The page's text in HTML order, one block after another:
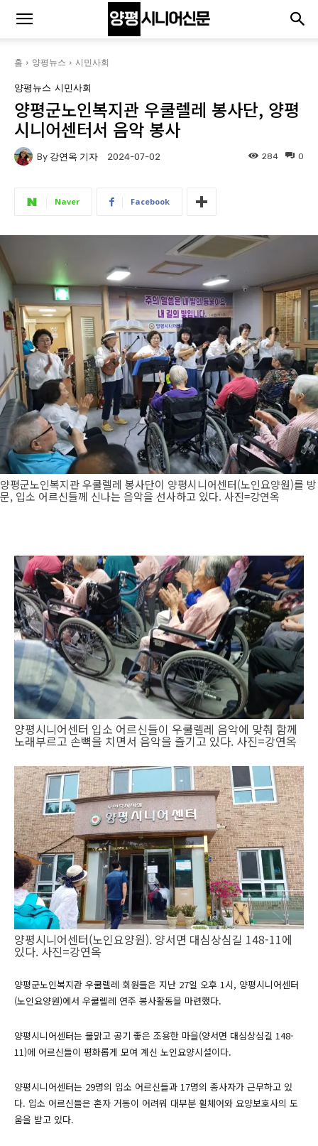
홈 양평뉴스 시민사회
양평뉴스 시민사회
양평군노인복지관 우쿨렐레 봉사단, 양평
시니어센터서 음악 봉사
By 강연옥 기자 2024-07-02 0
284
Naver Facebook
양평군노인복지관 우쿨렐레 봉사단이 양평시니어센터(노인요양원)를 방
문, 입소 어르신들께 신나는 음악을 선사하고 있다. 사진=강연옥
양평시니어센터 입소 어르신들이 우쿨렐레 음악에 맞춰 함께
노래부르고 손뼉을 치면서 음악을 즐기고 있다. 사진=강연옥
양평시니어센터(노인요양원). 양서면 대심상심길 148-11에
있다. 사진=강연옥
양평군노인복지관 우쿨렐레 회원들은 지난 27일 오후 1시, 양평시니어센터
(노인요양원)에서 우쿨렐레 연주 봉사활동을 마련했다.
양평시니어센터는 물맑고 공기 좋은 조용한 마을(양서면 대심상심길 148-
11)에 어르신들이 평화롭게 모여 계신 노인요양시설이다.
양평시니어센터는 29명의 입소 어르신들과 17명의 종사자가 근무하고 있
다. 입소 어르신들은 혼자 거동이 어려워 대부분 휠체어와 요양보호사의 도
움을 받고 있다.